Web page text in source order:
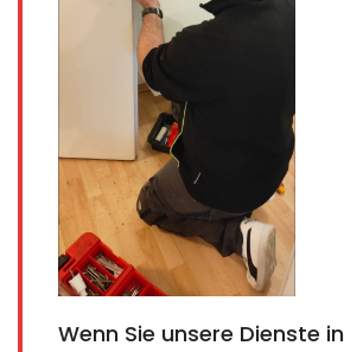
Wenn Sie unsere Dienste in